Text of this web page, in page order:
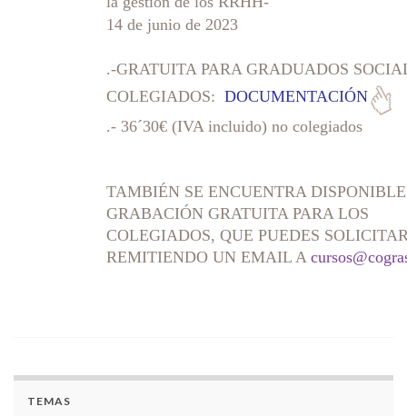
14 de junio de 2023
.-GRATUITA PARA GRADUADOS
COLEGIADOS: DOCUMENTACIÓN
.- 36´30€ (IVA incluido) no colegiados
TAMBIÉN SE ENCUENTRA
GRABACIÓN GRATUITA PARA LOS
COLEGIADOS, QUE PUEDES
REMITIENDO UN EMAIL A
TEMAS